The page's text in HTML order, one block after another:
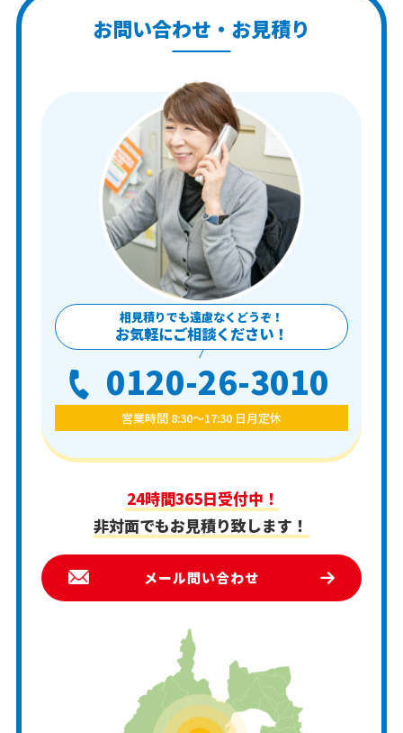
お問い合わせ・お見積り
相見積りでも遠慮なくどうぞ！
お気軽にご相談ください！
0120-26-3010
営業時間 8:30〜17:30 日月定休
24時間365日受付中！
非対面でもお見積り致します！
メール問い合わせ